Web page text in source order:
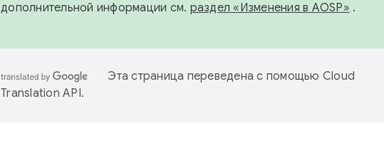
дополнительной информации см. раздел «Изменения в AOSP» .
Эта страница переведена с помощью Cloud
Translation API.